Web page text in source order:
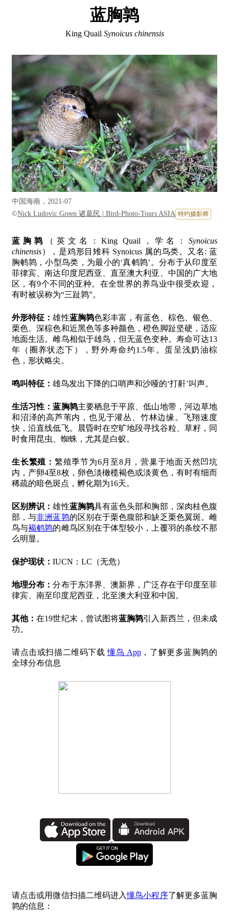
蓝胸鹑
King Quail Synoicus chinensis
中国海南，2021-07
©Nick Ludovic Green 诸葛民 | Bird-Photo-Tours ASIA 特约摄影师
蓝胸鹑 （英文名：King Quail，学名：Synoicus
chinensis），是鸡形目雉科 Synoicus 属的鸟类。又名: 蓝
胸鹌鹑，小型鸟类，为最小的‘真鹌鹑’。分布于从印度至
菲律宾、南达印度尼西亚、直至澳大利亚、中国的广大地
区，有9个不同的亚种。在全世界的养鸟业中很受欢迎，
有时被误称为“三趾鹑”。
外形特征：雄性蓝胸鹑色彩丰富，有蓝色、棕色、银色、
栗色、深棕色和近黑色等多种颜色，橙色脚趾坚硬，适应
地面生活。雌鸟相似于雄鸟，但无蓝色变种。寿命可达13
年（圈养状态下），野外寿命约1.5年。蛋呈浅奶油棕
色，形状略尖。
鸣叫特征： 雄鸟发出下降的口哨声和沙哑的‘打鼾’叫声。
生活习性：蓝胸鹑主要栖息于平原、低山地带，河边草地
和沼泽的高芦苇内，也见于灌丛、竹林边缘。飞翔速度
快，沿直线低飞。晨昏时在空旷地段寻找谷粒、草籽，同
时食用昆虫、蜘蛛，尤其是白蚁。
生长繁殖： 繁殖季节为6月至8月，营巢于地面天然凹坑
内，产卵4至8枚，卵色淡橄榄褐色或淡黄色，有时有细而
稀疏的暗色斑点，孵化期为16天。
区别辨识：雄性蓝胸鹑具有蓝色头部和胸部，深肉桂色腹
部，与非洲蓝鹑的区别在于栗色腹部和缺乏栗色翼斑。雌
鸟与褐鹌鹑的雌鸟区别在于体型较小，上覆羽的条纹不那
么明显。
保护现状： IUCN：LC（无危）
地理分布：分布于东洋界、澳新界，广泛存在于印度至菲
律宾、南至印度尼西亚，北至澳大利亚和中国。
其他：在19世纪末，曾试图将蓝胸鹑引入新西兰，但未成
功。
请点击或扫描二维码下载懂鸟 App，了解更多蓝胸鹑的
全球分布信息
请点击或用微信扫描二维码进入懂鸟小程序了解更多蓝胸
鹑的信息：